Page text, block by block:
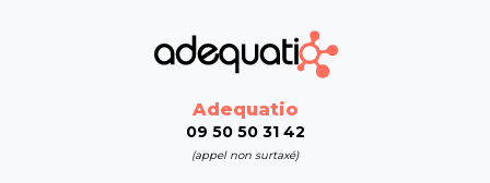
Adequatio
09 50 50 31 42
(appel non surtaxé)